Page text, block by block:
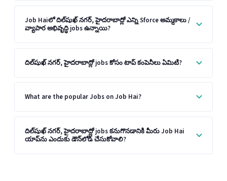
Job Haiలో దిల్‌షుఖ్ నగర్, హైదరాబాద్లో ఎన్ని Sforce అమ్మకాలు /
వ్యాపార అభివృద్ధి jobs ఉన్నాయి?
దిల్‌షుఖ్ నగర్, హైదరాబాద్లో jobs కోసం టాప్ కంపెనీలు ఏమిటి?
What are the popular Jobs on Job Hai?
దిల్‌షుఖ్ నగర్, హైదరాబాద్లో jobs కనుగొనడానికి మీరు Job Hai
యాప్‌ను ఎందుకు డౌన్‌లోడ్ చేసుకోవాలి?